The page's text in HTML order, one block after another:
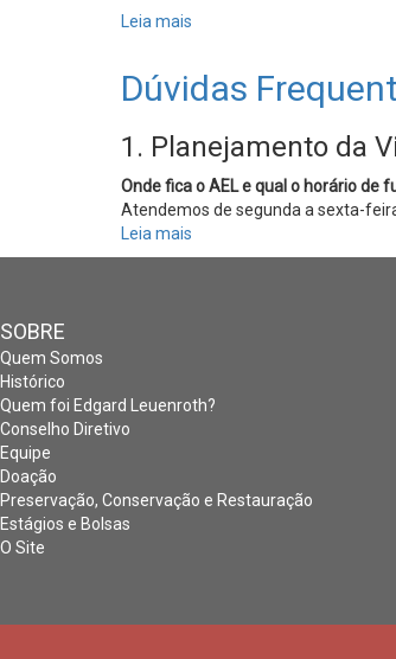
Leia mais
Dúvidas
1. Planejamento da
Onde fica o AEL e qual o horário de
Atendemos de segunda a sexta-
Leia mais
Dúvidas
SOBRE
Quem Somos
Histórico
Quem foi Edgard Leuenroth?
Conselho Diretivo
Equipe
Doação
Preservação, Conservação e Restauração
Estágios e Bolsas
O Site